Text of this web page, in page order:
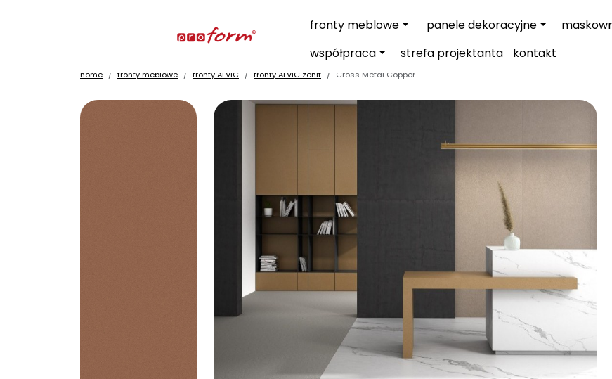
fronty meblowe panele dekoracyjne
współpraca
strefa projektanta kontakt
home fronty meblowe fronty ALVIC fronty ALVIC zenit Cross Metal Copper